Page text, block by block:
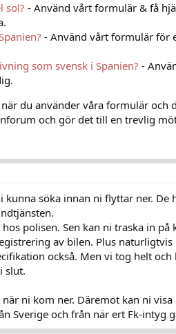
sol? - Använd vårt formulär & få
- Använd vårt formulär för
som svensk i Spanien? -
du använder våra formulär och
och gör det till en trevlig
kunna söka innan ni flyttar ner.
polisen. Sen kan ni traska in
av bilen. Plus
också. Men vi tog helt
slut.
ni kom ner. Däremot kan ni
Sverige och från när ert Fk-intyg